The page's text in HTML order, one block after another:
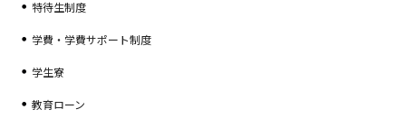
特待生制度
学費・学費サポート制度
学生寮
教育ローン